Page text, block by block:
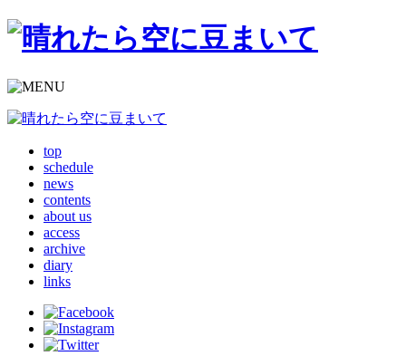
top
schedule
news
contents
about us
access
archive
diary
links